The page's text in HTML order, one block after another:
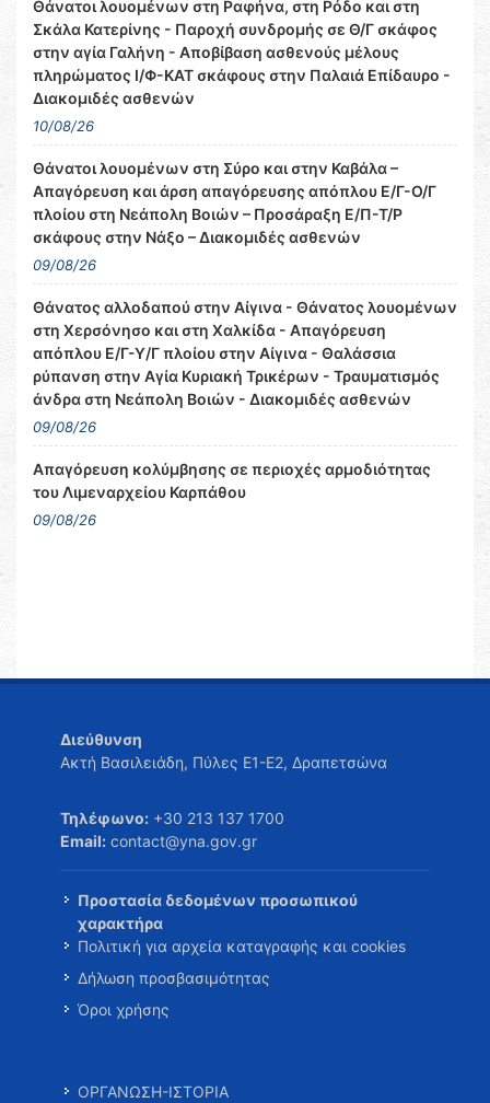
Θάνατοι λουομένων στη Ραφήνα, στη Ρόδο και στη
Σκάλα Κατερίνης - Παροχή συνδρομής σε Θ/Γ σκάφος
στην αγία Γαλήνη - Αποβίβαση ασθενούς μέλους
πληρώματος Ι/Φ-ΚΑΤ σκάφους στην Παλαιά Επίδαυρο -
Διακομιδές ασθενών
10/08/26
Θάνατοι λουομένων στη Σύρο και στην Καβάλα –
Απαγόρευση και άρση απαγόρευσης απόπλου Ε/Γ-Ο/Γ
πλοίου στη Νεάπολη Βοιών – Προσάραξη Ε/Π-Τ/Ρ
σκάφους στην Νάξο – Διακομιδές ασθενών
09/08/26
Θάνατος αλλοδαπού στην Αίγινα - Θάνατος λουομένων
στη Χερσόνησο και στη Χαλκίδα - Απαγόρευση
απόπλου Ε/Γ-Υ/Γ πλοίου στην Αίγινα - Θαλάσσια
ρύπανση στην Αγία Κυριακή Τρικέρων - Τραυματισμός
άνδρα στη Νεάπολη Βοιών - Διακομιδές ασθενών
09/08/26
Απαγόρευση κολύμβησης σε περιοχές αρμοδιότητας
του Λιμεναρχείου Καρπάθου
09/08/26
Διεύθυνση
Ακτή Βασιλειάδη, Πύλες Ε1-Ε2, Δραπετσώνα
Τηλέφωνο: +30 213 137 1700
Email: contact@yna.gov.gr
Προστασία δεδομένων προσωπικού
χαρακτήρα
Πολιτική για αρχεία καταγραφής και cookies
Δήλωση προσβασιμότητας
Όροι χρήσης
ΟΡΓΑΝΩΣΗ-ΙΣΤΟΡΙΑ